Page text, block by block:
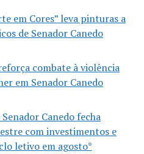
em Cores” leva pinturas a
de Senador Canedo
combate à violência
em Senador Canedo
Canedo fecha
com investimentos e
letivo em agosto*